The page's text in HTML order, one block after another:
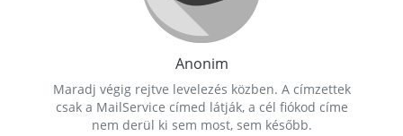
Anonim
Maradj végig rejtve levelezés közben. A címzettek
csak a MailService címed látják, a cél fiókod címe
nem derül ki sem most, sem később.